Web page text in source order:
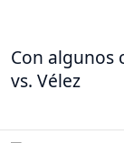
Con algunos
vs. Vélez